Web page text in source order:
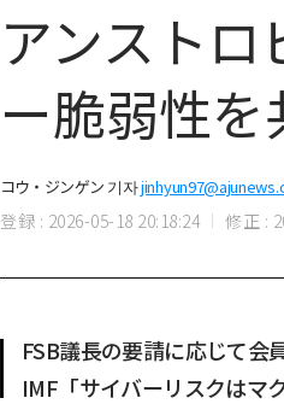
アンスト
ー脆弱性を
コウ・ジンゲン 기자
登録 : 2026-05-18 20:18:24 修正 :
FSB議長の要請に応じて会
IMF「サイバーリスクはマ